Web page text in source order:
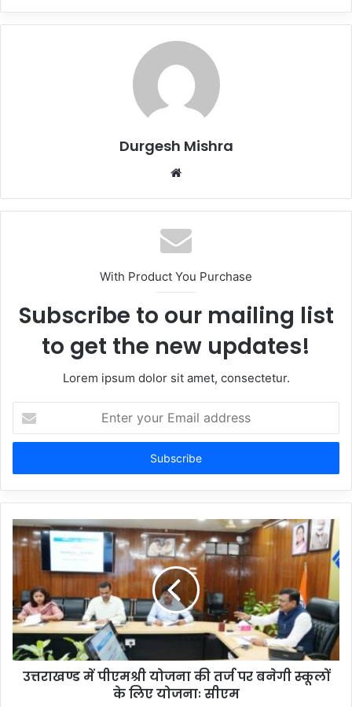
Durgesh Mishra
Website
With Product You Purchase
Subscribe to our mailing list
to get the new updates!
Lorem ipsum dolor sit amet, consectetur.
your
Email
उत्तराखण्ड में पीएमश्री योजना की तर्ज पर बनेगी स्कूलों
के लिए योजनाः सीएम